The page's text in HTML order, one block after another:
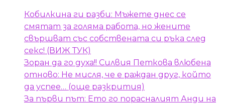
Кобилкина ги разби: Мъжете днес се
смятат за голяма работа, но жените
свършват със собствената си ръка след
секс! (ВИЖ ТУК)
Зоран да го духа!! Силвия Петкова влюбена
отново: Не мисля, че е раждан друг, който
да успее… (още разкрития)
За първи път: Ето го порасналият Анди на